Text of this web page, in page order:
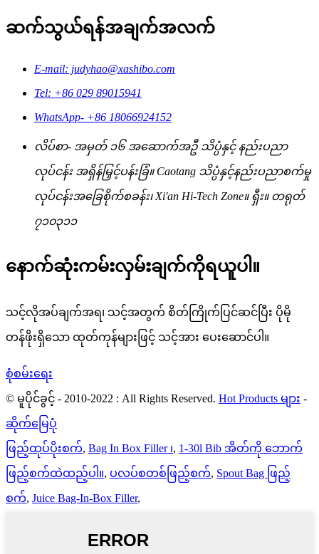
ဆက်သွယ်ရန်အချက်အလက်
E-mail: judyhao@xashibo.com
Tel: +86 029 89015941
WhatsApp- +86 18066924152
လိပ်စာ- အမှတ် ၁၆ အဆောက်အဦ သိပ္ပံနှင့် နည်းပညာ
လုပ်ငန်း အရှိန်မြှင့်ပန်းခြံ။ Caotang သိပ္ပံနှင့်နည်းပညာစက်မှု
လုပ်ငန်းအခြေစိုက်စခန်း၊ Xi'an Hi-Tech Zone။ ရှီး။ တရုတ်
၇၁၀၃၁၁
နောက်ဆုံးကမ်းလှမ်းချက်ကိုရယူပါ။
သင့်လိုအပ်ချက်အရ၊ သင့်အတွက် စိတ်ကြိုက်ပြင်ဆင်ပြီး ပိုမို
တန်ဖိုးရှိသော ထုတ်ကုန်များဖြင့် သင့်အား ပေးဆောင်ပါ။
စုံစမ်းရေး
© မူပိုင်ခွင့် - 2010-2022 : All Rights Reserved. Hot Products များ -
ဆိုက်မြေပုံ
ဖြည့်ထုပ်ပိုးစက်, Bag In Box Filler ၊, 1-30l Bib အိတ်ကို ဘောက်
ဖြည့်စက်ထဲထည့်ပါ။, ပလပ်စတစ်ဖြည့်စက်, Spout Bag ဖြည့်
စက်, Juice Bag-In-Box Filler,